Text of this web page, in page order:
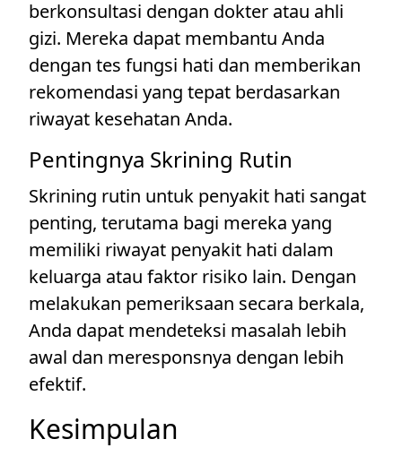
berkonsultasi dengan dokter atau ahli
gizi. Mereka dapat membantu Anda
dengan tes fungsi hati dan memberikan
rekomendasi yang tepat berdasarkan
riwayat kesehatan Anda.
Pentingnya Skrining Rutin
Skrining rutin untuk penyakit hati sangat
penting, terutama bagi mereka yang
memiliki riwayat penyakit hati dalam
keluarga atau faktor risiko lain. Dengan
melakukan pemeriksaan secara berkala,
Anda dapat mendeteksi masalah lebih
awal dan meresponsnya dengan lebih
efektif.
Kesimpulan